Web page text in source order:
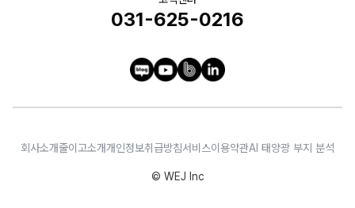
031-625-0216
회사소개줄이고소개개인정보취급방침서비스이용약관AI 태양광 부지 분석
© WEJ Inc